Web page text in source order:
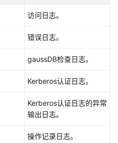
访问日志。
错误日志。
gaussDB检查日志。
Kerberos认证日志。
Kerberos认证日志的异常
输出日志。
操作记录日志。